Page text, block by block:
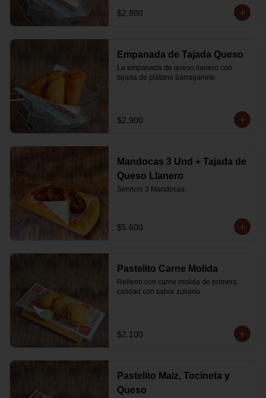
$2.800
Empanada de Tajada Queso
La empanada de queso llanero con
tajada de plátano barraganete
$2.900
Mandocas 3 Und + Tajada de
Queso Llanero
Servicio 3 Mandocas
$5.600
Pastelito Carne Molida
Relleno con carne molida de primera
calidad con sabor zuliano
$2.100
Pastelito Maiz, Tocineta y
Queso